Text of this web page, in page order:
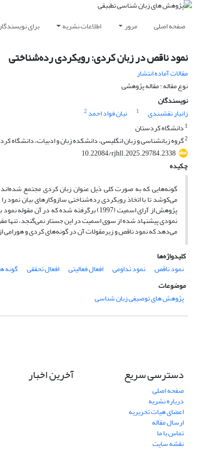
صفحه اصلی مرور اطلاعات نشریه برای
نمود ناقص در زبان کردی: رویکردی رده‌شناختی
مقالات آماده انتشار
نوع مقاله : مقاله پژوهشی
نویسندگان
زانیار نقشبندی
1 نیان فواد احمد 2
1 دانشگاه کردستان
2گروه زبانشناسی و زبان انگلیسی، دانشکده زبان و ادبیات، دانشگاه
10.22084/rjhll.2025.29784.2338
چکیده
گونه‌ها‌یی که به صورت کلی ذیل عنوان زبان کردی مجتمع
می‌کوشد تا با اتخاذ رویکردی رده‌شناختی سازوکارهای بیان
پژوهش از آرای اسمیت (1997) برگرفته
نمودی پیشنهاد شده از سوی اسمیت در این جستار نمی‌گنجد،
می‌دهد که نمود ناقص و زیرمقولات آن در گونه‌های کردی و هورامی
کلیدواژه‌ها
نمود ناقص
نمود تداومی افعال فعالیتی افعال تحققی
گونه
موضوعات
پژوهش های توصیفی زبان شناسی
دسترسی سریع
صفحه اصلی
درباره نشریه
اعضای هیات تحریریه
ارسال مقاله
تماس با ما
نقشه سایت
آخرین اخبار